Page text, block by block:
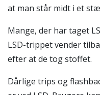
at man står midt i et
Mange, der har taget
LSD-trippet vender
efter at de tog stoffet.
Dårlige trips og